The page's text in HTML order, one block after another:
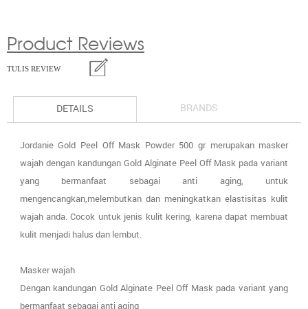
Product Reviews
TULIS REVIEW
DETAILS BRANDS
Jordanie Gold Peel Off Mask Powder 500 gr merupakan masker
wajah dengan kandungan Gold Alginate Peel Off Mask pada variant
yang bermanfaat sebagai anti aging, untuk
mengencangkan,melembutkan dan meningkatkan elastisitas kulit
wajah anda. Cocok untuk jenis kulit kering, karena dapat membuat
kulit menjadi halus dan lembut.
Masker wajah
Dengan kandungan Gold Alginate Peel Off Mask pada variant yang
bermanfaat sebagai anti aging